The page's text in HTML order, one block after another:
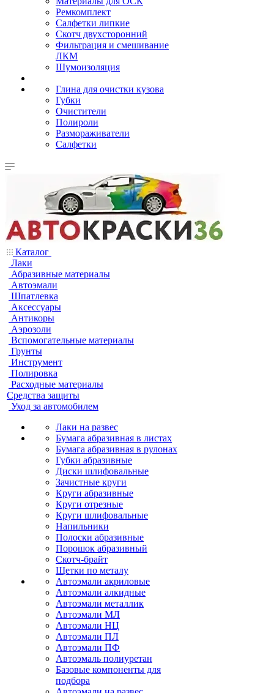
Ремкомплект
Салфетки липкие
Скотч двухсторонний
Фильтрация и смешивание
ЛКМ
Шумоизоляция
Глина для очистки кузова
Губки
Очистители
Полироли
Размораживатели
Салфетки
Каталог
Лаки
Абразивные материалы
Автоэмали
Шпатлевка
Аксессуары
Антикоры
Аэрозоли
Вспомогательные материалы
Грунты
Инструмент
Полировка
Расходные материалы
Средства защиты
Уход за автомобилем
Лаки на развес
Бумага абразивная в листах
Бумага абразивная в рулонах
Губки абразивные
Диски шлифовальные
Зачистные круги
Круги абразивные
Круги отрезные
Круги шлифовальные
Напильники
Полоски абразивные
Порошок абразивный
Скотч-брайт
Щетки по металу
Автоэмали акриловые
Автоэмали алкидные
Автоэмали металлик
Автоэмали МЛ
Автоэмали НЦ
Автоэмали ПЛ
Автоэмали ПФ
Автоэмаль полиуретан
Базовые компоненты для
подбора